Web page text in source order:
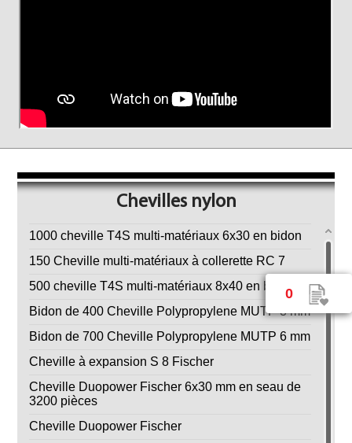
0
Chevilles nylon
1000 cheville T4S multi-matériaux 6x30 en bidon
150 Cheville multi-matériaux à collerette RC 7
500 cheville T4S multi-matériaux 8x40 en bidon
Bidon de 400 Cheville Polypropylene MUTP 8 mm
Bidon de 700 Cheville Polypropylene MUTP 6 mm
Cheville à expansion S 8 Fischer
Cheville Duopower Fischer 6x30 mm en seau de
3200 pièces
Cheville Duopower Fischer